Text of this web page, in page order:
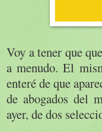
Voy a tener que
a menudo. El
enteré de que
de abogados del
ayer, de dos